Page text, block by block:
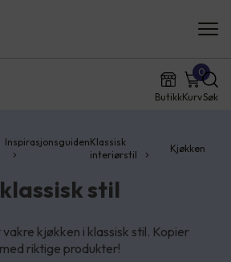
ButikkKurv
0
Søk
InspirasjonsguidenKlassisk
interiørstil
Kjøkken
stil
kjøkken i klassisk stil. Kopier
riktige produkter!